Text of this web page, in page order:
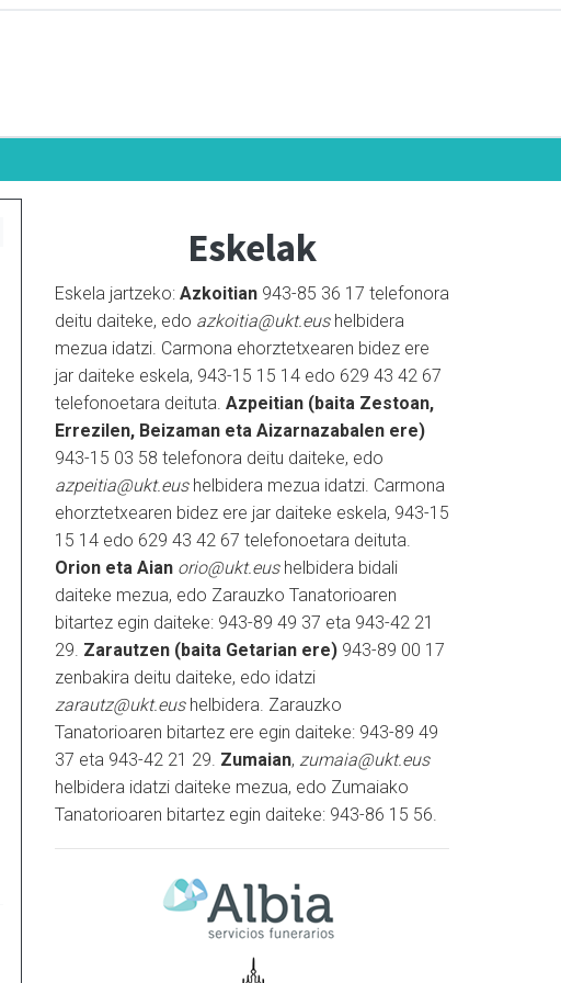
Eskelak
Eskela jartzeko: Azkoitian 943-85 36 17 telefonora
deitu daiteke, edo azkoitia@ukt.eushelbidera
mezua idatzi. Carmona ehorztetxearen bidez ere
jar daiteke eskela, 943-15 15 14 edo 629 43 42 67
telefonoetara deituta. Azpeitian (baita Zestoan,
Errezilen, Beizaman eta Aizarnazabalen ere)
943-15 03 58 telefonora deitu daiteke, edo
azpeitia@ukt.eushelbidera mezua idatzi. Carmona
ehorztetxearen bidez ere jar daiteke eskela, 943-15
15 14 edo 629 43 42 67 telefonoetara deituta.
Orion eta Aian orio@ukt.eushelbidera bidali
daiteke mezua, edo Zarauzko Tanatorioaren
bitartez egin daiteke: 943-89 49 37 eta 943-42 21
29. Zarautzen (baita Getarian ere) 943-89 00 17
zenbakira deitu daiteke, edo idatzi
zarautz@ukt.eushelbidera. Zarauzko
Tanatorioaren bitartez ere egin daiteke: 943-89 49
37 eta 943-42 21 29. Zumaian, zumaia@ukt.eus
helbidera idatzi daiteke mezua, edo Zumaiako
Tanatorioaren bitartez egin daiteke: 943-86 15 56.